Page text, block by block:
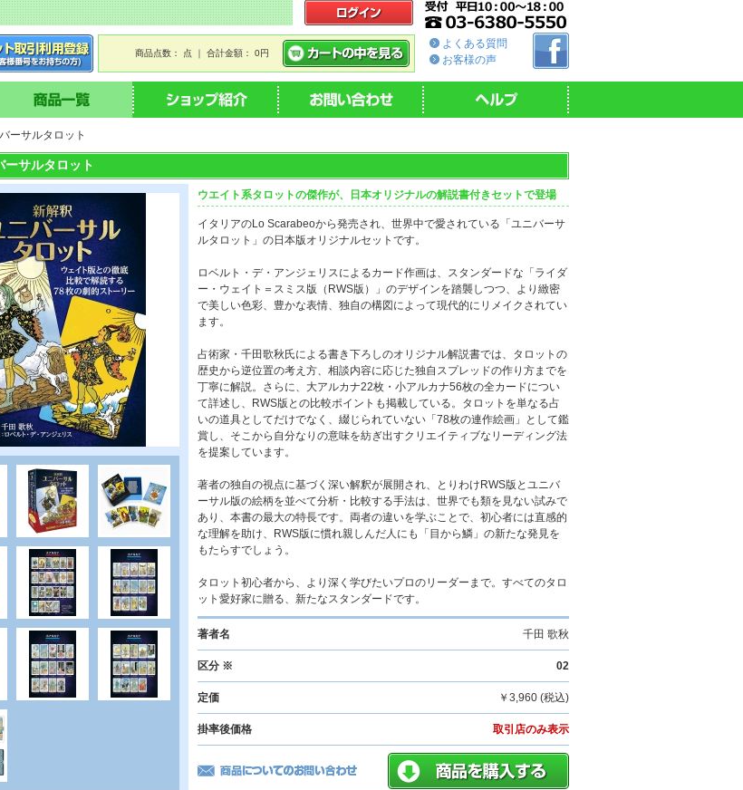
商品点数： 点 ｜ 合計金額： 0円
よくある質問
お客様の声
ーサルタロット
ーサルタロット
ウエイト系タロットの傑作が、日本オリジナルの解説書付きセットで登場
イタリアのLo Scarabeoから発売され、世界中で愛されている「ユニバーサ
ルタロット」の日本版オリジナルセットです。
ロベルト・デ・アンジェリスによるカード作画は、スタンダードな「ライダ
ー・ウェイト＝スミス版（RWS版）」のデザインを踏襲しつつ、より緻密
で美しい色彩、豊かな表情、独自の構図によって現代的にリメイクされてい
ます。
占術家・千田歌秋氏による書き下ろしのオリジナル解説書では、タロットの
歴史から逆位置の考え方、相談内容に応じた独自スプレッドの作り方までを
丁寧に解説。さらに、大アルカナ22枚・小アルカナ56枚の全カードについ
て詳述し、RWS版との比較ポイントも掲載している。タロットを単なる占
いの道具としてだけでなく、綴じられていない「78枚の連作絵画」として鑑
賞し、そこから自分なりの意味を紡ぎ出すクリエイティブなリーディング法
を提案しています。
著者の独自の視点に基づく深い解釈が展開され、とりわけRWS版とユニバ
ーサル版の絵柄を並べて分析・比較する手法は、世界でも類を見ない試みで
あり、本書の最大の特長です。両者の違いを学ぶことで、初心者には直感的
な理解を助け、RWS版に慣れ親しんだ人にも「目から鱗」の新たな発見を
もたらすでしょう。
タロット初心者から、より深く学びたいプロのリーダーまで。すべてのタロ
ット愛好家に贈る、新たなスタンダードです。
著者名 千田 歌秋
区分 ※ 02
定価 ￥3,960 (税込)
掛率後価格 取引店のみ表示